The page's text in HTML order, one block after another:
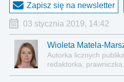
Zapisz się na newsletter
03 stycznia 2019, 14:42
Wioleta Matela-
Autorka licznych
redaktorka,